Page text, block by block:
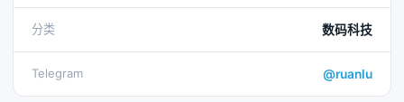
分类 数码科技
Telegram @ruanlu